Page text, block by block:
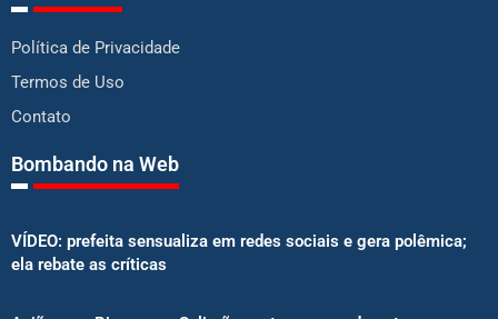
Política de Privacidade
Termos de Uso
Contato
Bombando na Web
VÍDEO: prefeita sensualiza em redes sociais e gera polêmica;
ela rebate as críticas